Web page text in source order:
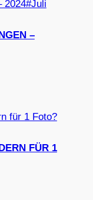
–
FÜR 1